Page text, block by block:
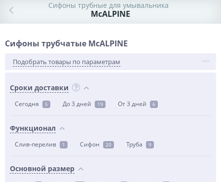
Сифоны трубные для умывальника
McALPINE
Сифоны трубчатые McALPINE
Подобрать товары по параметрам
Сроки доставки
Сегодня 5 До 3 дней 19 От 3 дней 6
Функционал
Слив-перелив 1 Сифон 20 Труба 9
Основной размер